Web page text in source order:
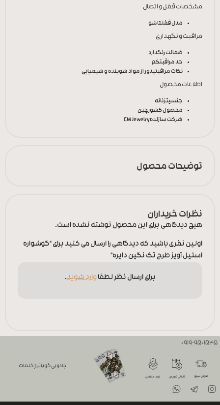
مشخصات قفل و اتصال
مدل قفلتاشو
مراقبت و نگهداری
ضمانت رنگدارد
حد مراقبتکم
نکات مراقبتیدور از مواد شوینده و شیمیایی
اطلاعات محصول
جنسیتزنانه
محصول کشورچین
شرکت سازندهCM Jewelry
توضیحات محصول
نظرات خریداران
هیچ دیدگاهی برای این محصول نوشته نشده است.
اولین نفری باشید که دیدگاهی را ارسال می کنید برای “گوشواره
استیل آویز طرح تک نگین دایره”
برای ارسال نظر لطفاوارد شوید.
0919-9501535
تحویل سریع گارانتی تعویض خرید مطمئن
جادویی گویاتر از کلمات